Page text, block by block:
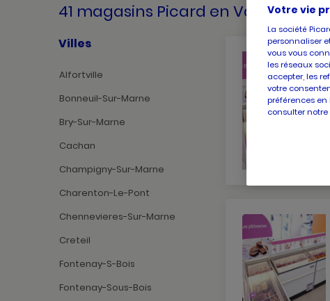
41 magasins Picard en Val-de-
Villes
Alfortville
Bonneuil-Sur-Marne
Bry-Sur-Marne
Cachan
Champigny-Sur-Marne
Charenton-Le-Pont
Chennevieres-Sur-Marne
Creteil
Fontenay-S-Bois
Fontenay-Sous-Bois
Votre vie
La société
personnaliser
vous vous
les réseaux
accepter, les
votre
préférences en
consulter notre